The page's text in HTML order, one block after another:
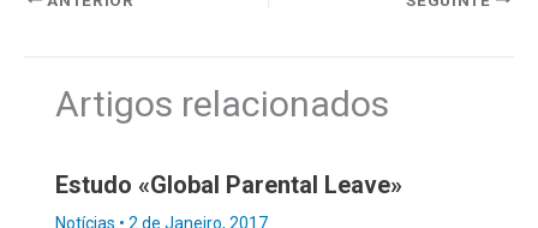
Artigos relacionados
Estudo «Global Parental Leave»
Notícias • 2 de Janeiro, 2017